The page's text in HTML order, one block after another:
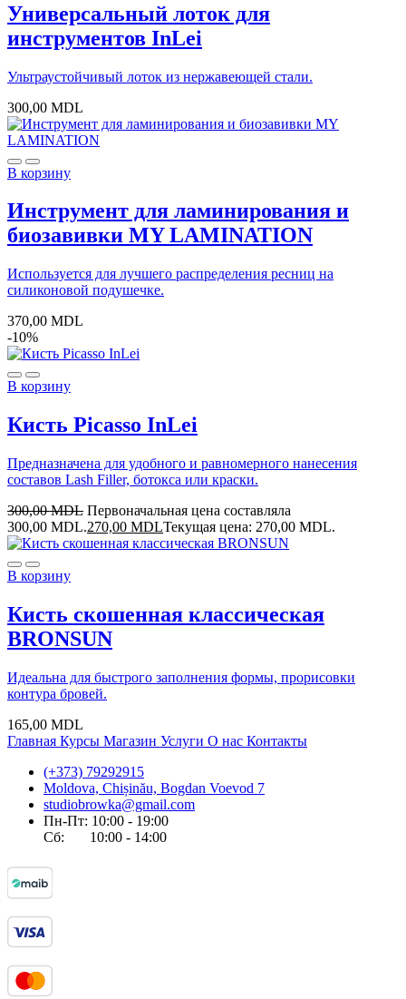
Универсальный лоток для
инструментов InLei
Ультраустойчивый лоток из нержавеющей стали.
300,00 MDL
В корзину
Инструмент для ламинирования и
биозавивки MY LAMINATION
Используется для лучшего распределения ресниц на
силиконовой подушечке.
370,00 MDL
-10%
В корзину
Кисть Picasso InLei
Предназначена для удобного и равномерного нанесения
составов Lash Filler, ботокса или краски.
300,00MDL Первоначальная цена составляла
300,00 MDL.270,00 MDLТекущая цена: 270,00 MDL.
В корзину
Кисть скошенная классическая
BRONSUN
Идеальна для быстрого заполнения формы, прорисовки
контура бровей.
165,00 MDL
Главная Курсы Магазин Услуги О нас Контакты
(+373) 79292915
Moldova, Chișinău, Bogdan Voevod 7
studiobrowka@gmail.com
Пн-Пт: 10:00 - 19:00
Сб: 10:00 - 14:00